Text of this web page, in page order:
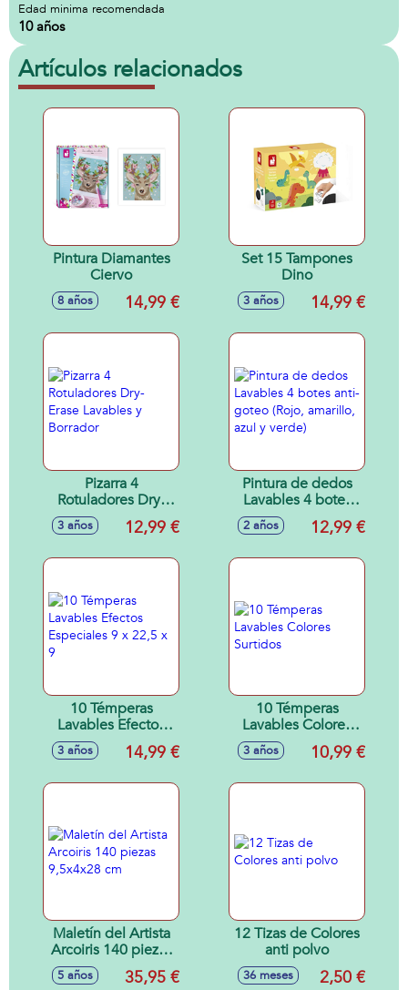
Edad minima recomendada
10 años
Artículos relacionados
Pintura Diamantes
Ciervo
8 años 14,99 €
Set 15 Tampones
Dino
3 años 14,99 €
Pizarra 4
Rotuladores Dry-
Erase Lavables y
Borrador
3 años 12,99 €
Pintura de dedos
Lavables 4 botes
anti-goteo (Rojo,
amarillo, azul y
2 años 12,99 €
10 Témperas
Lavables Efectos
Especiales 9 x 22,5
3 años 14,99 €
10 Témperas
Lavables Colores
Surtidos
3 años 10,99 €
Maletín del Artista
Arcoiris 140 piezas
9,5x4x28 cm
5 años 35,95 €
12 Tizas de Colores
anti polvo
36 meses 2,50 €